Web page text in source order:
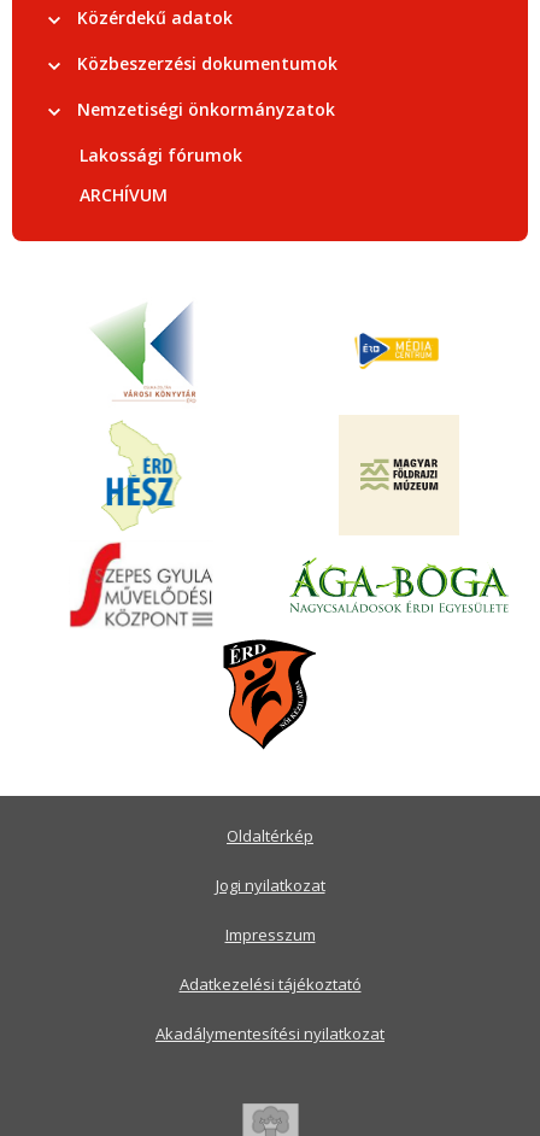
Közérdekű adatok
Közbeszerzési dokumentumok
Nemzetiségi önkormányzatok
Lakossági fórumok
ARCHÍVUM
Oldaltérkép
Jogi nyilatkozat
Impresszum
Adatkezelési tájékoztató
Akadálymentesítési nyilatkozat